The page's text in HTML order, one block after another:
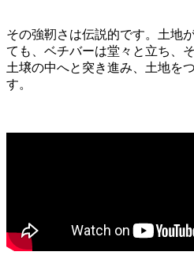
その強靭さは伝説的です。土地
ても、ベチバーは堂々と立ち、
土壌の中へと突き進み、土地を
す。